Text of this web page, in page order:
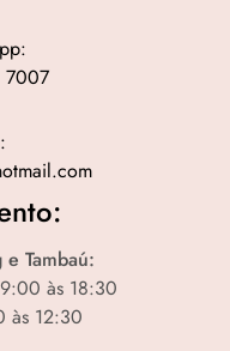
7007
Tambaú:
às 18:30
às 12:30